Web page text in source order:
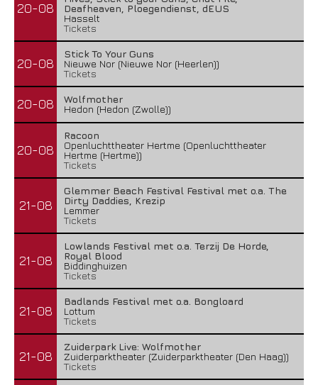
20-08
Deafheaven, Ploegendienst, dEUS
Hasselt
Tickets
20-08
Stick To Your Guns
Nieuwe Nor (Nieuwe Nor (Heerlen))
Tickets
20-08
Wolfmother
Hedon (Hedon (Zwolle))
20-08
Racoon
Openluchttheater Hertme (Openluchttheater
Hertme (Hertme))
Tickets
21-08
Glemmer Beach Festival Festival met o.a. The
Dirty Daddies, Krezip
Lemmer
Tickets
21-08
Lowlands Festival met o.a. Terzij De Horde,
Royal Blood
Biddinghuizen
Tickets
21-08
Badlands Festival met o.a. Bongloard
Lottum
Tickets
21-08
Zuiderpark Live: Wolfmother
Zuiderparktheater (Zuiderparktheater (Den Haag))
Tickets